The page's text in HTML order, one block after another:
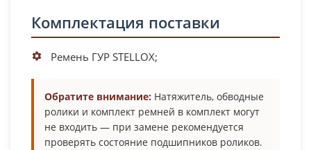
Комплектация поставки
Ремень ГУР STELLOX;
Обратите внимание: Натяжитель, обводные
ролики и комплект ремней в комплект могут
не входить — при замене рекомендуется
проверять состояние подшипников роликов.